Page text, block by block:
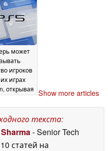
может
игроков
играх
открывая Show more articles
текста:
- Senior Tech
статей на